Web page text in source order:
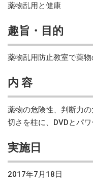
薬物乱用と健康
趣旨・目的
薬物乱用防止教室で薬
内 容
薬物の危険性、判断力
切さを柱に、DVDとパ
実施日
2017年7月18日